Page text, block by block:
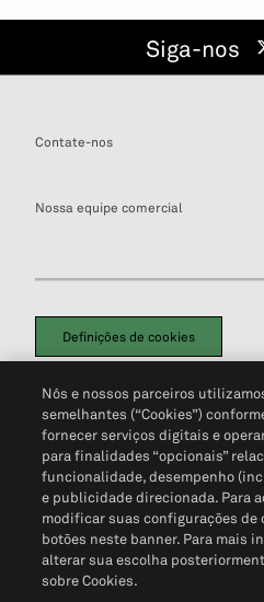
Siga-nos
Contate-nos
Nossa equipe comercial
Definições de cookies
Política de PrivacidadePortal de
Não Venda Minhas Informações
Nós e nossos parceiros
semelhantes (“Cookies”)
fornecer serviços digitais e
para finalidades “opcionais”
funcionalidade, desempenho
e publicidade direcionada. Para
modificar suas configurações de
botões neste banner. Para mais
alterar sua escolha
sobre Cookies.